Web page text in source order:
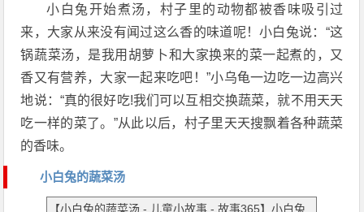
小白兔开始煮汤，村子里的动物都被香味吸引过
来，大家从来没有闻过这么香的味道呢！小白兔说：“这
锅蔬菜汤，是我用胡萝卜和大家换来的菜一起煮的，又
香又有营养，大家一起来吃吧！”小乌龟一边吃一边高兴
地说：“真的很好吃!我们可以互相交换蔬菜，就不用天天
吃一样的菜了。”从此以后，村子里天天搜飘着各种蔬菜
的香味。
小白兔的蔬菜汤